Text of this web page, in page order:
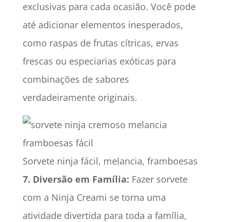
exclusivas para cada ocasião. Você pode
até adicionar elementos inesperados,
como raspas de frutas cítricas, ervas
frescas ou especiarias exóticas para
combinações de sabores
verdadeiramente originais.
Sorvete ninja fácil, melancia, framboesas
7. Diversão em Família: Fazer sorvete
com a Ninja Creami se torna uma
atividade divertida para toda a família,